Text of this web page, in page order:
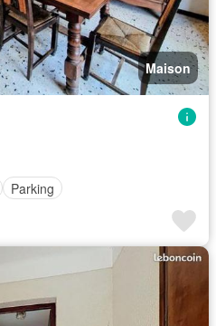
Maison
Parking